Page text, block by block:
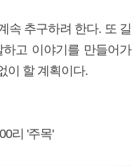
속 추구하려 한다. 또 길
고 이야기를 만들어가
이 할 계획이다.
리 '주목'